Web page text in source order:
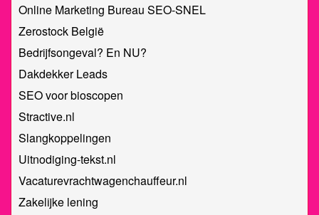
Online Marketing Bureau SEO-SNEL
Zerostock België
Bedrijfsongeval? En NU?
Dakdekker Leads
SEO voor bioscopen
Stractive.nl
Slangkoppelingen
Uitnodiging-tekst.nl
Vacaturevrachtwagenchauffeur.nl
Zakelijke lening